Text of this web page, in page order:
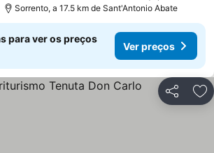
Sorrento, a 17.5 km de Sant'Antonio Abate
para ver os preços
Ver preços
Partilhar